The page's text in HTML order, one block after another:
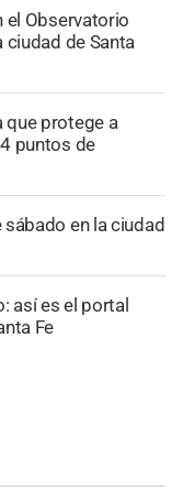
el Observatorio
ciudad de Santa
que protege a
puntos de
en la ciudad
así es el portal
Fe